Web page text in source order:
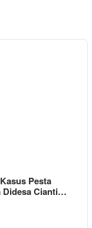
Pesta
Didesa Cianti…